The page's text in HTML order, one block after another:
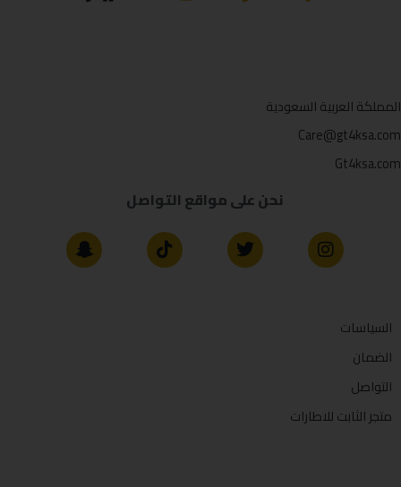
المملكة العربية السعودية
Care@gt4ksa.com
Gt4ksa.com
نحن على مواقع التواصل
السياسات
الضمان
التواصل
متجر الثابت للاطارات